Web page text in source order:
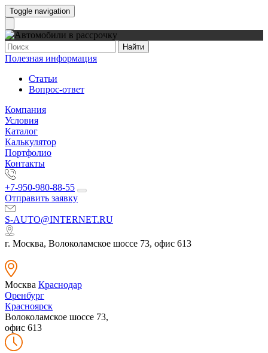
Toggle navigation
Найти
Полезная информация
Статьи
Вопрос-ответ
Компания
Условия
Каталог
Калькулятор
Портфолио
Контакты
+7-950-980-88-55
Отправить заявку
S-AUTO@INTERNET.RU
г. Москва, Волоколамское шоссе 73, офис 613
Москва Краснодар
Оренбург
Красноярск
Волоколамское шоссе 73,
офис 613